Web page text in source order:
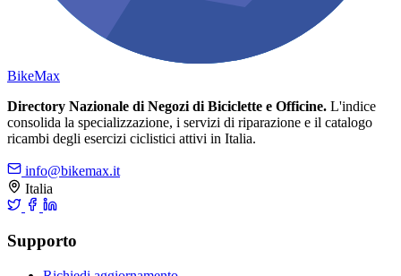
BikeMax
Directory Nazionale di Negozi di Biciclette e Officine. L'indice
consolida la specializzazione, i servizi di riparazione e il catalogo
ricambi degli esercizi ciclistici attivi in Italia.
info@bikemax.it
Italia
Supporto